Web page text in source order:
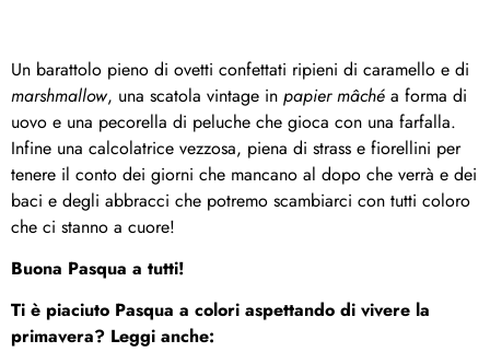
Un barattolo pieno di ovetti confettati ripieni di caramello e di
marshmallow, una scatola vintage in papier mâché a forma di
uovo e una pecorella di peluche che gioca con una farfalla.
Infine una calcolatrice vezzosa, piena di strass e fiorellini per
tenere il conto dei giorni che mancano al dopo che verrà e dei
baci e degli abbracci che potremo scambiarci con tutti coloro
che ci stanno a cuore!
Buona Pasqua a tutti!
Ti è piaciuto Pasqua a colori aspettando di vivere la
primavera? Leggi anche: